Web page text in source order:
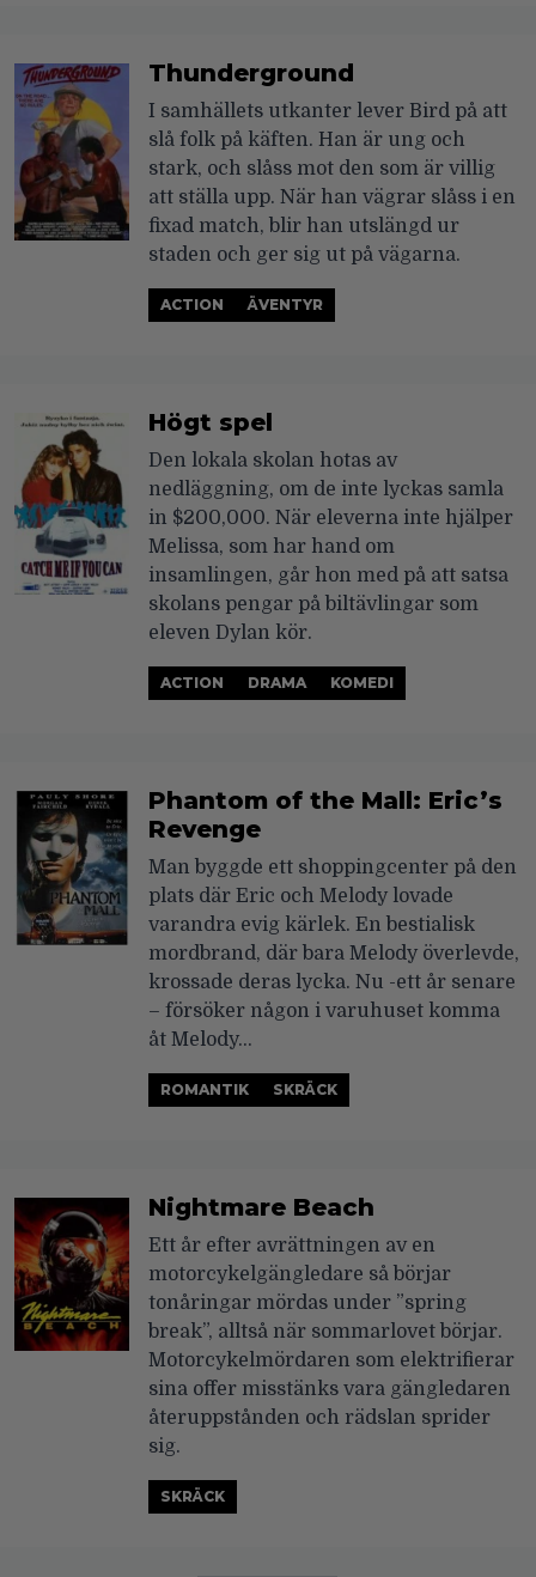
Thunderground
I samhällets utkanter lever Bird på att
slå folk på käften. Han är ung och
stark, och slåss mot den som är villig
att ställa upp. När han vägrar slåss i en
fixad match, blir han utslängd ur
staden och ger sig ut på vägarna.
ACTION ÄVENTYR
Högt spel
Den lokala skolan hotas av
nedläggning, om de inte lyckas samla
in $200,000. När eleverna inte hjälper
Melissa, som har hand om
insamlingen, går hon med på att satsa
skolans pengar på biltävlingar som
eleven Dylan kör.
ACTION DRAMA KOMEDI
Phantom of the Mall: Eric’s
Revenge
Man byggde ett shoppingcenter på den
plats där Eric och Melody lovade
varandra evig kärlek. En bestialisk
mordbrand, där bara Melody överlevde,
krossade deras lycka. Nu -ett år senare
– försöker någon i varuhuset komma
åt Melody…
ROMANTIK SKRÄCK
Nightmare Beach
Ett år efter avrättningen av en
motorcykelgängledare så börjar
tonåringar mördas under ”spring
break”, alltså när sommarlovet börjar.
Motorcykelmördaren som elektrifierar
sina offer misstänks vara gängledaren
återuppstånden och rädslan sprider
sig.
SKRÄCK